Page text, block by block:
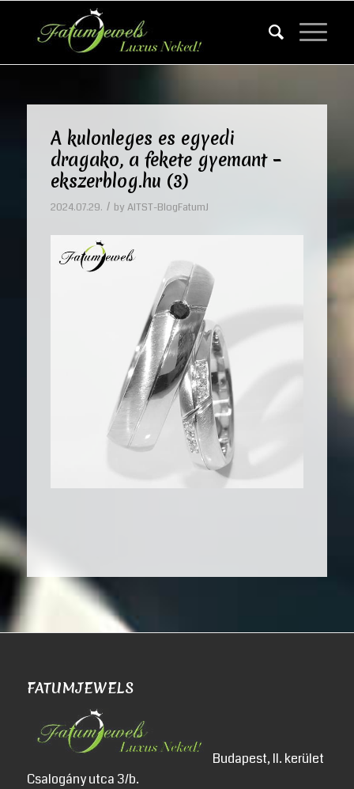
A kulonleges es egyedi
dragako, a fekete gyemant –
ekszerblog.hu (3)
2024.07.29. / by AITST-BlogFatumJ
FATUMJEWELS
Budapest, II. kerület
Csalogány utca 3/b.